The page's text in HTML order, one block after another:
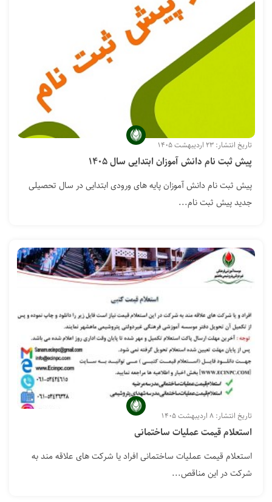
تاریخ انتشار: ۲۳ اردیبهشت ۱۴۰۵
پیش ثبت نام دانش آموزان ابتدایی سال ۱۴۰۵
پیش ثبت نام دانش آموزان پایه های ورودی ابتدایی در سال تحصیلی
جدید پیش ثبت نام...
تاریخ انتشار: ۸ اردیبهشت ۱۴۰۵
استعلام قيمت عمليات ساختمانی
استعلام قيمت عمليات ساختمانی افراد یا شرکت های علاقه مند به
شرکت در این مناقص...